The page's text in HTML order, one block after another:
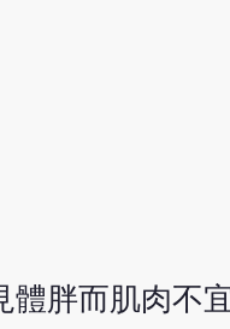
胖而肌肉不